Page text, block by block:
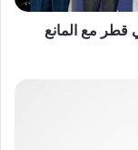
قطر مع المانع